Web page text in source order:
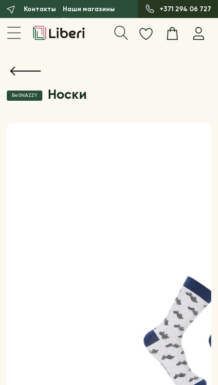
Контакты Наши магазины +371 294 06 727
BeSNAZZY Носки